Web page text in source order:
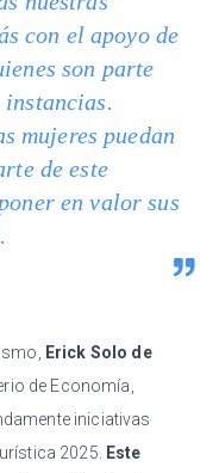
con el apoyo de
son parte
instancias.
mujeres puedan
de este
en valor sus
Erick Solo de
de Economía,
iniciativas
2025.
Este